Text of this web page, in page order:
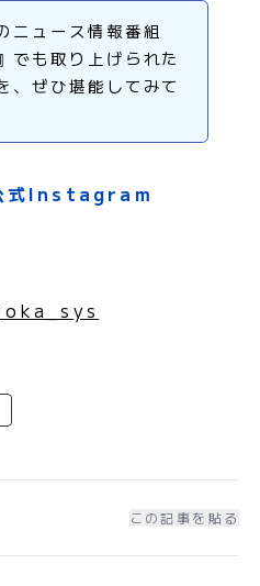
ニュース情報番組
でも取り上げられた
、ぜひ堪能してみて
式Instagram
アピー この記事を貼る